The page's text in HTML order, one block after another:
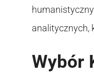
analitycznych,
Wybór